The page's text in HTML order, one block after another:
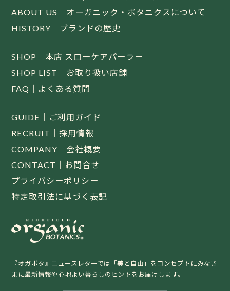
ABOUT US｜オーガニック・ボタニクスについて
HISTORY｜ブランドの歴史
SHOP｜本店 スローケアパーラー
SHOP LIST｜お取り扱い店舗
FAQ｜よくある質問
GUIDE｜ご利用ガイド
RECRUIT｜採用情報
COMPANY｜会社概要
CONTACT｜お問合せ
プライバシーポリシー
特定取引法に基づく表記
『オガボタ』ニュースレターでは「美と自由」をコンセプトにみなさ
まに最新情報や心地よい暮らしのヒントをお届けします。